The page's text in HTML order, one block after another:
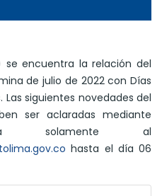
encuentra la relación del
de julio de 2022 con Días
Las siguientes novedades del
ser aclaradas mediante
solamente al
hasta el día 06